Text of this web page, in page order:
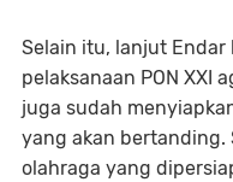
Selain itu, lanjut
pelaksanaan PON XXI
juga sudah
yang akan bertanding.
olahraga yang